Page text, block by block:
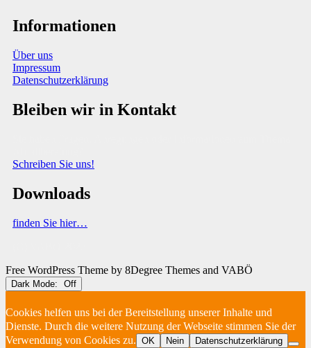
Informationen
Über uns
Impressum
Datenschutzerklärung
Bleiben wir in Kontakt
Schreiben Sie uns!
Downloads
finden Sie hier…
Free WordPress Theme by 8Degree Themes and VABÖ
Dark Mode:
Cookies helfen uns bei der Bereitstellung unserer Inhalte und
Dienste. Durch die weitere Nutzung der Webseite stimmen Sie der
Verwendung von Cookies zu. OK Nein Datenschutzerklärung